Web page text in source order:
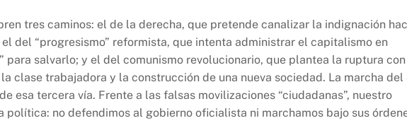
tres caminos: el de la derecha, que pretende canalizar la indignación
del “progresismo” reformista, que intenta administrar el capitalismo en
para salvarlo; y el del comunismo revolucionario, que plantea la ruptura
clase trabajadora y la construcción de una nueva sociedad. La marcha del
esa tercera vía. Frente a las falsas movilizaciones “ciudadanas”, nuestro
política: no defendimos al gobierno oficialista ni marchamos bajo sus